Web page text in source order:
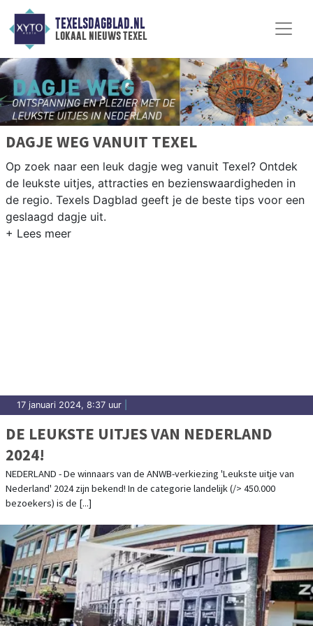
TEXELSDAGBLAD.NL
lokaal nieuws texel
DAGJE WEG VANUIT TEXEL
Op zoek naar een leuk dagje weg vanuit Texel? Ontdek
de leukste uitjes, attracties en bezienswaardigheden in
de regio. Texels Dagblad geeft je de beste tips voor een
geslaagd dagje uit.
17 januari 2024, 8:37 uur
DE LEUKSTE UITJES VAN NEDERLAND
2024!
NEDERLAND - De winnaars van de ANWB-verkiezing 'Leukste uitje van
Nederland' 2024 zijn bekend! In de categorie landelijk (/> 450.000
bezoekers) is de [...]